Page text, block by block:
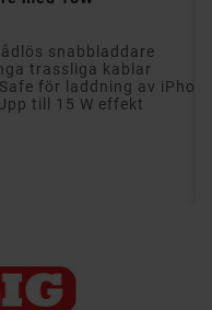
snabbladdare
trassliga kablar
för laddning av
till 15 W effekt